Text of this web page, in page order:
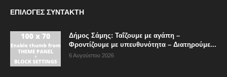
ΕΠΙΛΟΓΈΣ ΣΥΝΤΆΚΤΗ
Δήμος Σάμης: Ταΐζουμε με αγάπη –
Φροντίζουμε με υπευθυνότητα – Διατηρούμε...
6 Αυγούστου 2026